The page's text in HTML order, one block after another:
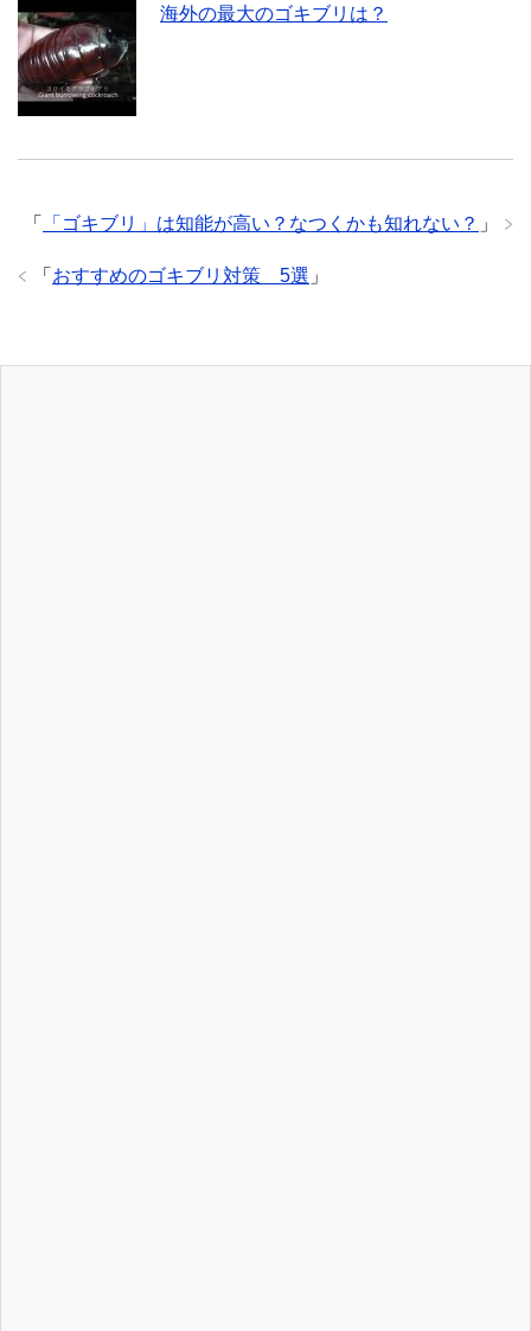
海外の最大のゴキブリは？
「 「ゴキブリ」は知能が高い？なつくかも知れない？ 」
「 おすすめのゴキブリ対策 5選 」